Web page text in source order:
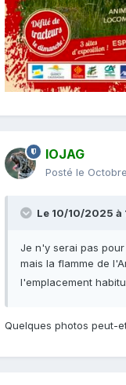
IOJAG
Posté le
Le 10/10/2025 à
Je n'y serai pas
mais la flamme de
l'emplacement
Quelques photos peut-